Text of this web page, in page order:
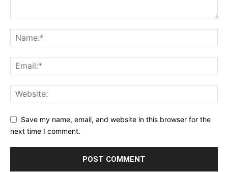
Save my name, email, and website in this browser for the
next time I comment.